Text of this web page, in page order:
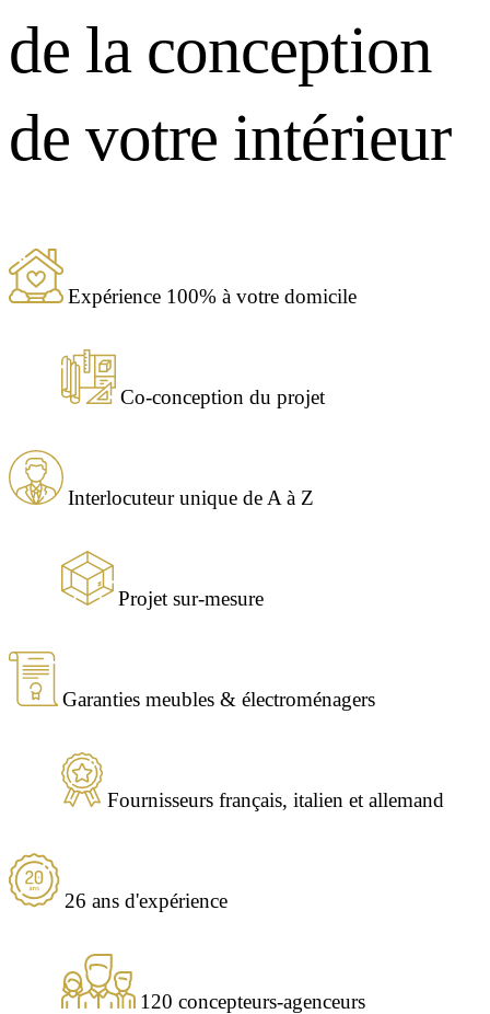
de la conception
de votre intérieur
Expérience 100% à votre domicile
Co-conception du projet
Interlocuteur unique de A à Z
Projet sur-mesure
Garanties meubles & électroménagers
Fournisseurs français, italien et allemand
26 ans d'expérience
120 concepteurs-agenceurs